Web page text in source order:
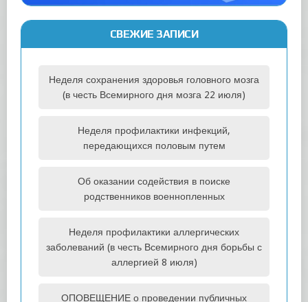
СВЕЖИЕ ЗАПИСИ
Неделя сохранения здоровья головного мозга
(в честь Всемирного дня мозга 22 июля)
Неделя профилактики инфекций,
передающихся половым путем
Об оказании содействия в поиске
родственников военнопленных
Неделя профилактики аллергических
заболеваний (в честь Всемирного дня борьбы с
аллергией 8 июля)
ОПОВЕЩЕНИЕ о проведении публичных